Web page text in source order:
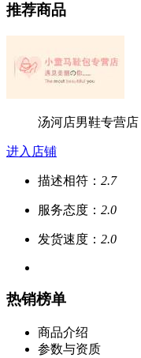
推荐商品
汤河店男鞋专营店
进入店铺
描述相符： 2.7
服务态度： 2.0
发货速度： 2.0
热销榜单
商品介绍
参数与资质